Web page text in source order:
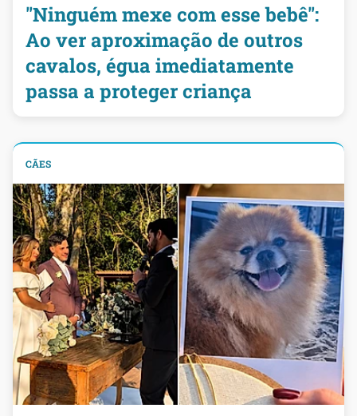
"Ninguém mexe com esse bebê":
Ao ver aproximação de outros
cavalos, égua imediatamente
passa a proteger criança
CÃES